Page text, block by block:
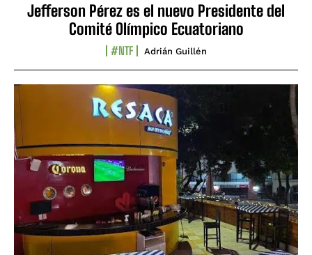
Jefferson Pérez es el nuevo Presidente del
Comité Olímpico Ecuatoriano
#NTF Adrián Guillén